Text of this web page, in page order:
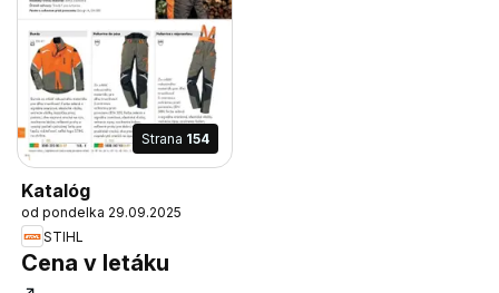
Strana 154
Katalóg
od pondelka 29.09.2025
STIHL
Cena v letáku